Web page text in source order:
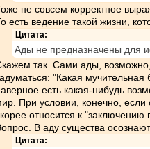
не совсем корректное
есть ведение такой жизни,
Цитата:
Ады не предназначены для
так. Сами ады,
"Какая
есть какая-нибудь
При условии, конечно, если
относится к "заключению
В аду существа
Цитата: